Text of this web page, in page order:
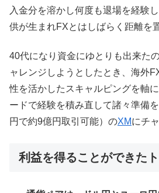
入金分を溶かし何度も退場を経験
供が生まれFXとはしばらく距離を
40代になり資金にゆとりも出来た
ャレンジしようとしたとき、海外
性を活かしたスキャルピングを軸
ードで経験を積み直して諸々準備
円で約9億円取引可能）のXMにチ
利益を得ることができた